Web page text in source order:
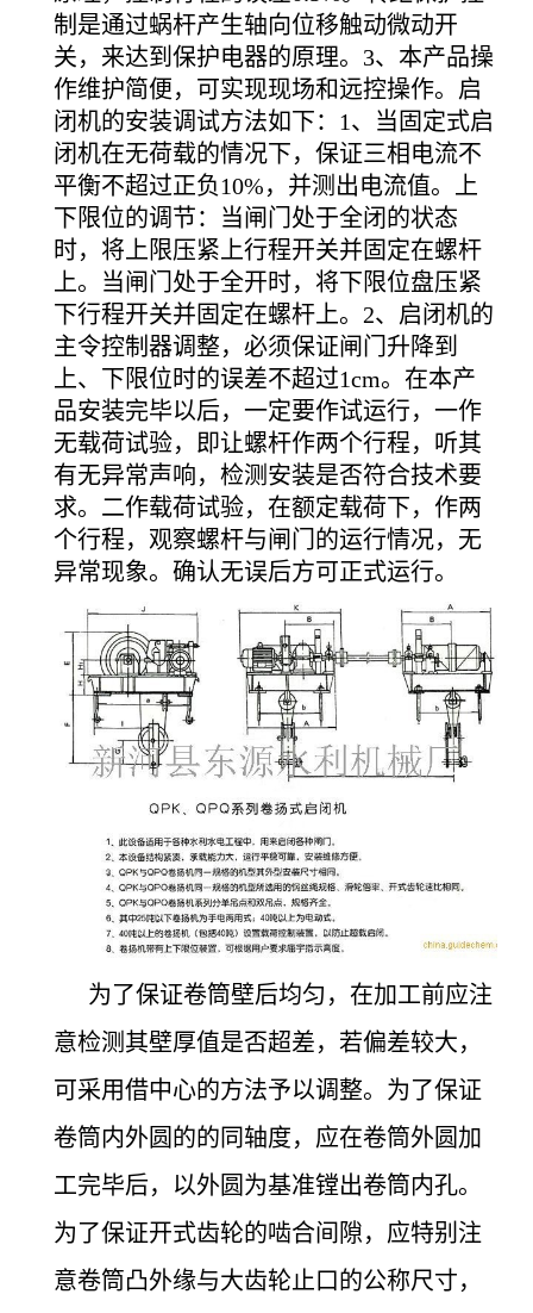
制是通过蜗杆产生轴向位移触动微动开
关，来达到保护电器的原理。3、本产品操
作维护简便，可实现现场和远控操作。启
闭机的安装调试方法如下：1、当固定式启
闭机在无荷载的情况下，保证三相电流不
平衡不超过正负10%，并测出电流值。上
下限位的调节：当闸门处于全闭的状态
时，将上限压紧上行程开关并固定在螺杆
上。当闸门处于全开时，将下限位盘压紧
下行程开关并固定在螺杆上。2、启闭机的
主令控制器调整，必须保证闸门升降到
上、下限位时的误差不超过1cm。在本产
品安装完毕以后，一定要作试运行，一作
无载荷试验，即让螺杆作两个行程，听其
有无异常声响，检测安装是否符合技术要
求。二作载荷试验，在额定载荷下，作两
个行程，观察螺杆与闸门的运行情况，无
异常现象。确认无误后方可正式运行。
为了保证卷筒壁后均匀，在加工前应注
意检测其壁厚值是否超差，若偏差较大，
可采用借中心的方法予以调整。为了保证
卷筒内外圆的的同轴度，应在卷筒外圆加
工完毕后，以外圆为基准镗出卷筒内孔。
为了保证开式齿轮的啮合间隙，应特别注
意卷筒凸外缘与大齿轮止口的公称尺寸，